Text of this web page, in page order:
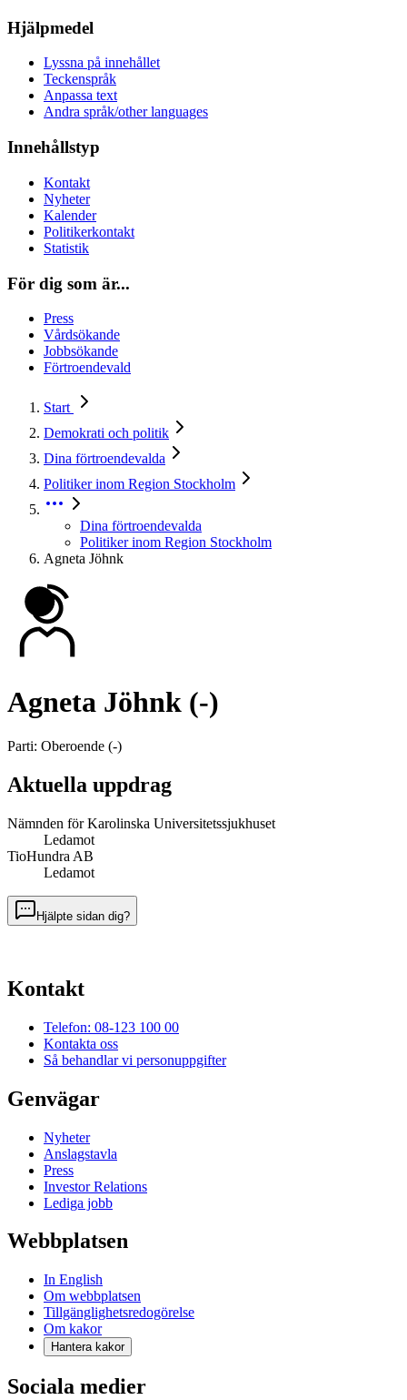
Hjälpmedel
Lyssna på innehållet
Teckenspråk
Anpassa text
Andra språk/other languages
Innehållstyp
Kontakt
Nyheter
Kalender
Politikerkontakt
Statistik
För dig som är...
Press
Vårdsökande
Jobbsökande
Förtroendevald
Start
Demokrati och politik
Dina förtroendevalda
Politiker inom Region Stockholm
Dina förtroendevalda
Politiker inom Region Stockholm
Agneta Jöhnk
Agneta Jöhnk (-)
Parti: Oberoende (-)
Aktuella uppdrag
Nämnden för Karolinska Universitetssjukhuset
Ledamot
TioHundra AB
Ledamot
Hjälpte sidan dig?
Kontakt
Telefon: 08-123 100 00
Kontakta oss
Så behandlar vi personuppgifter
Genvägar
Nyheter
Anslagstavla
Press
Investor Relations
Lediga jobb
Webbplatsen
In English
Om webbplatsen
Tillgänglighetsredogörelse
Om kakor
Hantera kakor
Sociala medier